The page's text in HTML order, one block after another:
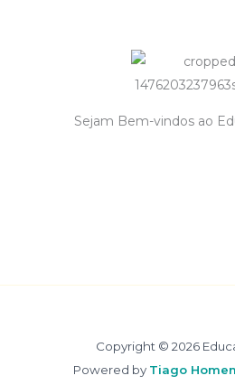
Sejam Bem-vindos ao
Copyright © 2026
Powered by Tiago